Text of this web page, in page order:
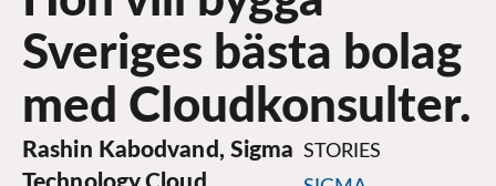
Sveriges bästa bolag
med Cloudkonsulter.
Rashin Kabodvand, Sigma STORIES